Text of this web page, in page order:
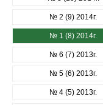
№ 2 (9) 2014г.
№ 1 (8) 2014г.
№ 6 (7) 2013г.
№ 5 (6) 2013г.
№ 4 (5) 2013г.